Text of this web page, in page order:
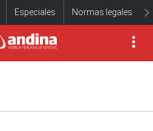
Especiales Normas legales